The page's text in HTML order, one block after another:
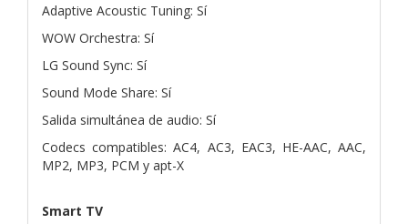
Adaptive Acoustic Tuning: Sí
WOW Orchestra: Sí
LG Sound Sync: Sí
Sound Mode Share: Sí
Salida simultánea de audio: Sí
Codecs compatibles: AC4, AC3, EAC3, HE-AAC, AAC,
MP2, MP3, PCM y apt-X
Smart TV